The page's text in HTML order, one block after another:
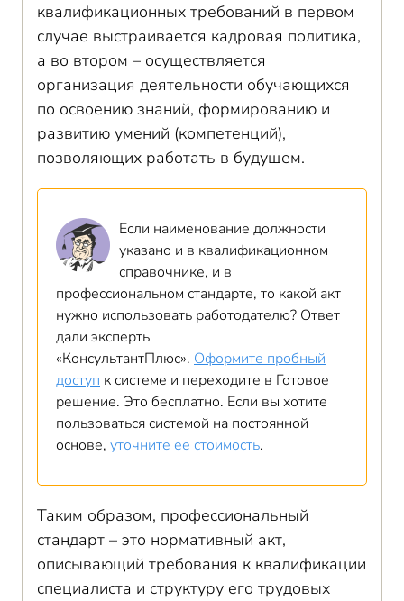
квалификационных требований в первом
случае выстраивается кадровая политика,
а во втором – осуществляется
организация деятельности обучающихся
по освоению знаний, формированию и
развитию умений (компетенций),
позволяющих работать в будущем.
Если наименование должности
указано и в квалификационном
справочнике, и в
профессиональном стандарте, то какой акт
нужно использовать работодателю? Ответ
дали эксперты
«КонсультантПлюс». Оформите пробный
доступ к системе и переходите в Готовое
решение. Это бесплатно. Если вы хотите
пользоваться системой на постоянной
основе, уточните ее стоимость.
Таким образом, профессиональный
стандарт – это нормативный акт,
описывающий требования к квалификации
специалиста и структуру его трудовых